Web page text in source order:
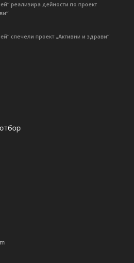
реализира дейности по проект
спечели проект „Активни и здрави“